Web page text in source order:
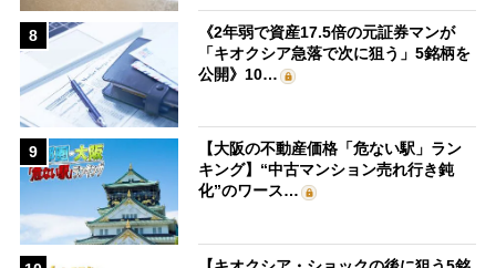
8
《2年弱で資産17.5倍の元証券マンが
「キオクシア急落で次に狙う」5銘柄を
公開》10…
9
【大阪の不動産価格「危ない駅」ラン
キング】“中古マンション売れ行き鈍
化”のワース…